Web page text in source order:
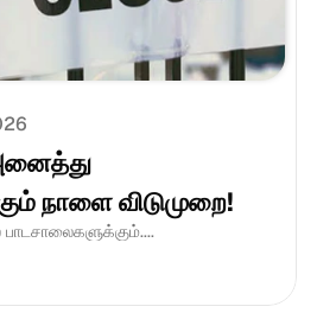
நாளை விடுமுறை!